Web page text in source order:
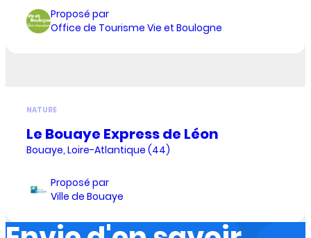
Proposé par
Office de Tourisme Vie et Boulogne
NATURE
Le Bouaye Express de Léon
Bouaye, Loire-Atlantique (44)
Proposé par
Ville de Bouaye